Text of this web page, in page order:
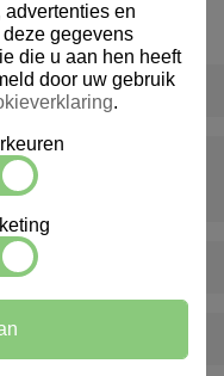
of beschadigd is bij
en
gegevens
die u aan hen heeft
door uw gebruik
.